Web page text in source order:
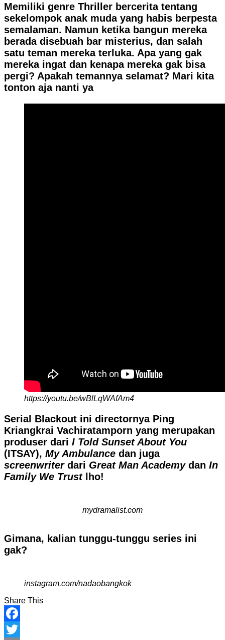
Memiliki genre Thriller bercerita tentang
sekelompok anak muda yang habis berpesta
semalaman. Namun ketika bangun mereka
berada disebuah bar misterius, dan salah
satu teman mereka terluka. Apa yang gak
mereka ingat dan kenapa mereka gak bisa
pergi? Apakah temannya selamat? Mari kita
tonton aja nanti ya
https://youtu.be/wBlLqWAfAm4
Serial Blackout ini directornya Ping
Kriangkrai Vachiratamporn yang merupakan
produser dari I Told Sunset About You
(ITSAY), My Ambulance dan juga
screenwriterdari Great Man Academydan In
Family We Trustlho!
mydramalist.com
Gimana, kalian tunggu-tunggu series ini
gak?
instagram.com/nadaobangkok
Share This
Facebook